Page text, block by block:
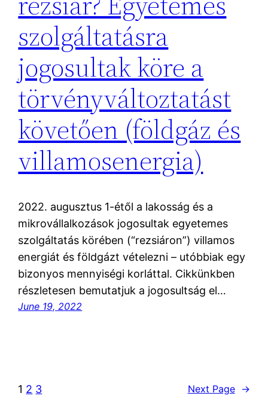
szolgáltatásra
jogosultak köre a
törvényváltoztatást
követően (földgáz és
villamosenergia)
2022. augusztus 1-étől a lakosság és a
mikrovállalkozások jogosultak egyetemes
szolgáltatás körében (“rezsiáron”) villamos
energiát és földgázt vételezni – utóbbiak egy
bizonyos mennyiségi korláttal. Cikkünkben
részletesen bemutatjuk a jogosultság el…
June 19, 2022
1 2 3 Next Page →